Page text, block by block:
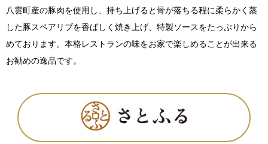
八雲町産の豚肉を使用し、持ち上げると骨が落ちる程に柔らかく蒸
した豚スペアリブを香ばしく焼き上げ、特製ソースをたっぷりから
めております。本格レストランの味をお家で楽しめることが出来る
お勧めの逸品です。